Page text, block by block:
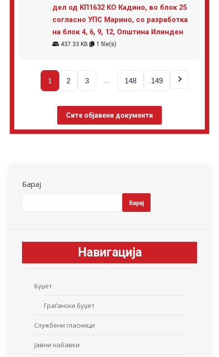
дел од КП1632 КО Кадино, во блок 25
согласно УПС Марино, со разработка
на блок 4, 6, 9, 12, Општина Илинден
437.33 KB 1 file(s)
1 2 3 … 148 149
Сите објавени документи
Барај
Барај
Навигација
Буџет
Граѓански буџет
Службени гласници
Јавни набавки